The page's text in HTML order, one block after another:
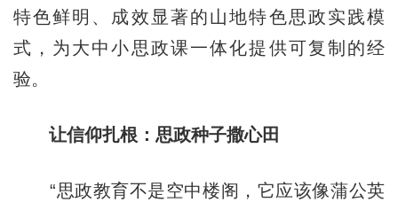
特色鲜明、成效显著的山地特色思政实践模
式，为大中小思政课一体化提供可复制的经
验。
让信仰扎根：思政种子撒心田
“思政教育不是空中楼阁，它应该像蒲公英